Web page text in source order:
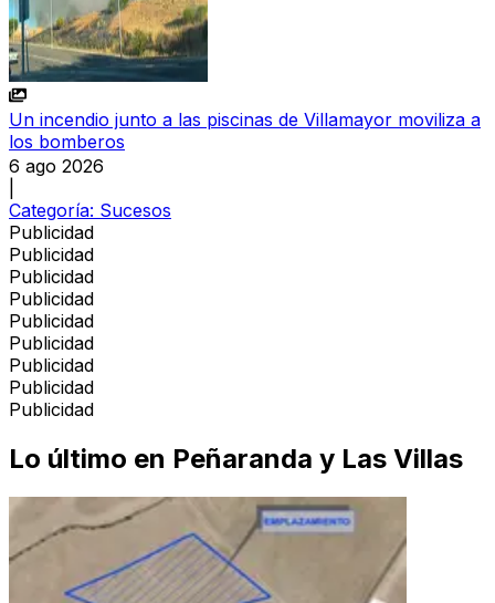
Un incendio junto a las piscinas de Villamayor moviliza a
los bomberos
6 ago 2026
Categoría: Sucesos
Publicidad
Publicidad
Publicidad
Publicidad
Publicidad
Publicidad
Publicidad
Publicidad
Publicidad
Lo último en Peñaranda y Las Villas